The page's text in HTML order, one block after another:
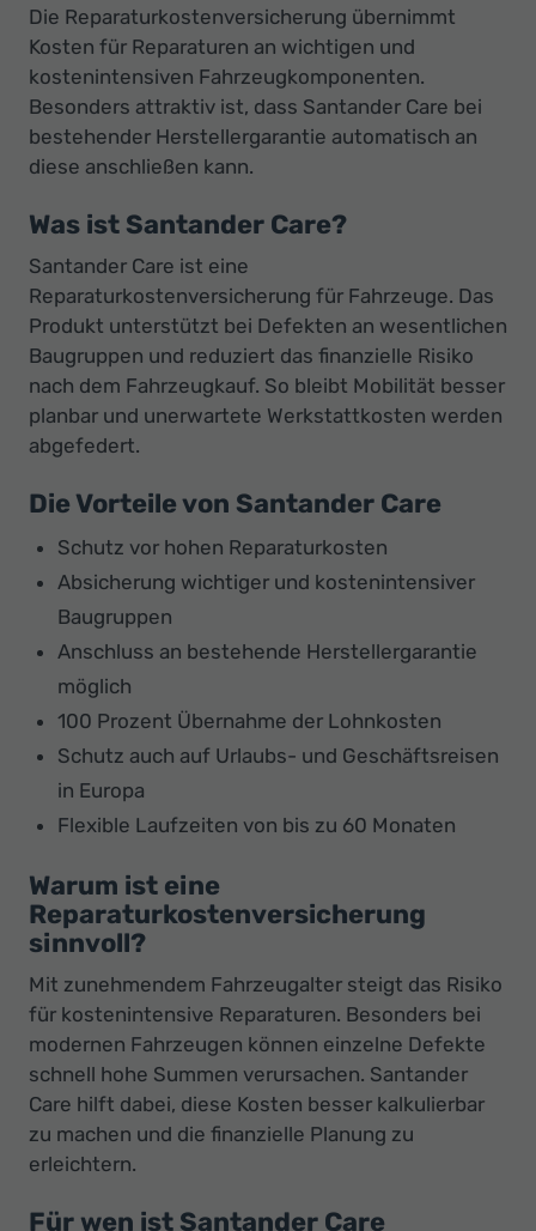
Autohaus
Die Reparaturkostenversicherung übernimmt
Kosten für Reparaturen an wichtigen und
kostenintensiven Fahrzeugkomponenten.
Besonders attraktiv ist, dass Santander Care bei
bestehender Herstellergarantie automatisch an
diese anschließen kann.
Was ist Santander Care?
Santander Care ist eine
Reparaturkostenversicherung für Fahrzeuge. Das
Produkt unterstützt bei Defekten an wesentlichen
Baugruppen und reduziert das finanzielle Risiko
nach dem Fahrzeugkauf. So bleibt Mobilität besser
planbar und unerwartete Werkstattkosten werden
abgefedert.
Die Vorteile von Santander Care
Schutz vor hohen Reparaturkosten
Absicherung wichtiger und kostenintensiver
Baugruppen
Anschluss an bestehende Herstellergarantie
möglich
100 Prozent Übernahme der Lohnkosten
Schutz auch auf Urlaubs- und Geschäftsreisen
in Europa
Flexible Laufzeiten von bis zu 60 Monaten
Warum ist eine
Reparaturkostenversicherung
sinnvoll?
Mit zunehmendem Fahrzeugalter steigt das Risiko
für kostenintensive Reparaturen. Besonders bei
modernen Fahrzeugen können einzelne Defekte
schnell hohe Summen verursachen. Santander
Care hilft dabei, diese Kosten besser kalkulierbar
zu machen und die finanzielle Planung zu
erleichtern.
Für wen ist Santander Care